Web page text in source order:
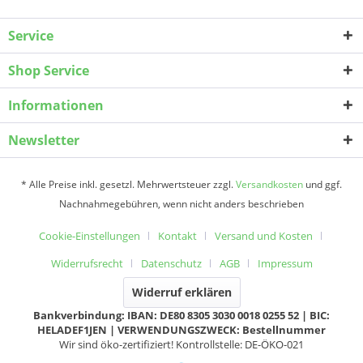
Service
Shop Service
Informationen
Newsletter
* Alle Preise inkl. gesetzl. Mehrwertsteuer zzgl.Versandkosten und ggf.
Nachnahmegebühren, wenn nicht anders beschrieben
Cookie-Einstellungen Kontakt
Versand und Kosten
Widerrufsrecht
Datenschutz AGB Impressum
Widerruf erklären
Bankverbindung: IBAN: DE80 8305 3030 0018 0255 52 | BIC:
HELADEF1JEN | VERWENDUNGSZWECK: Bestellnummer
Wir sind öko-zertifiziert! Kontrollstelle: DE-ÖKO-021